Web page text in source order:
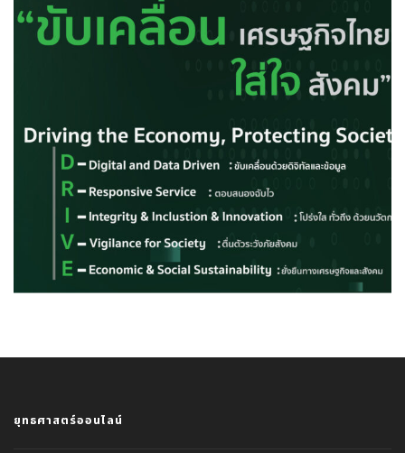
ยุทธศาสตร์ออนไลน์